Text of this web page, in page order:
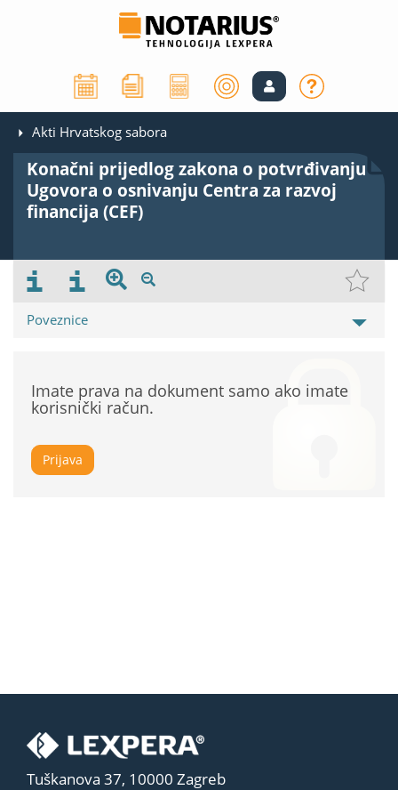
Akti Hrvatskog sabora
Konačni prijedlog zakona o potvrđivanju
Ugovora o osnivanju Centra za razvoj
financija (CEF)
Poveznice
Imate prava na dokument samo ako imate
korisnički račun.
Prijava
Tuškanova 37, 10000 Zagreb